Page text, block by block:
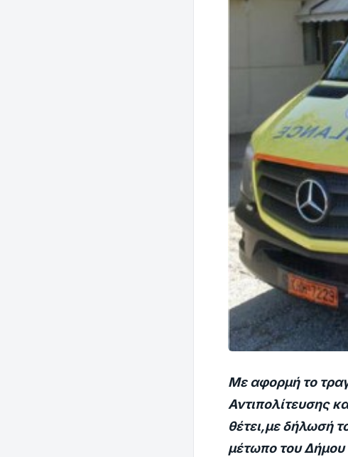
Με αφορμή το
Αντιπολίτευσης
θέτει,με δήλωσή
μέτωπο του Δήμου